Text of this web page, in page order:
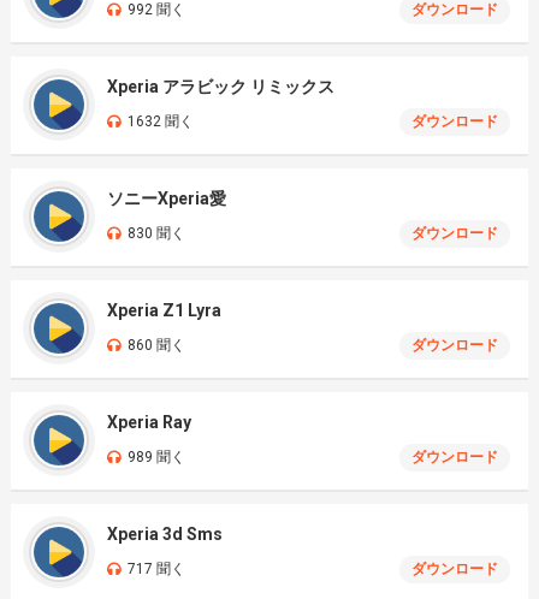
992 聞く ダウンロード
Xperia アラビック リミックス
1632 聞く ダウンロード
ソニーXperia愛
830 聞く ダウンロード
Xperia Z1 Lyra
860 聞く ダウンロード
Xperia Ray
989 聞く ダウンロード
Xperia 3d Sms
717 聞く ダウンロード